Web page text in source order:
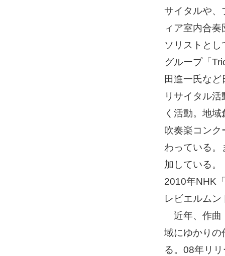
サイタルや、
ィア室内合
ソリストと
グループ「
田進一氏な
リサイタル
く活動。地
吹奏楽コンク
わっている。
加している。
2010年NHK
レビエルム
近年、作曲
域にゆかりの
る。08年リ